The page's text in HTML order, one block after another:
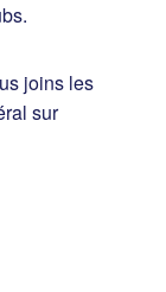
joins les
sur